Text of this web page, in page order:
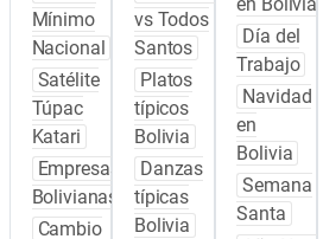
Mínimo
Nacional
Satélite
Túpac
Katari
Empresas
Bolivianas
Cambio
vs Todos
Santos
Platos
típicos
Bolivia
Danzas
típicas
Bolivia
Día del
Trabajo
Navidad
en
Bolivia
Semana
Santa